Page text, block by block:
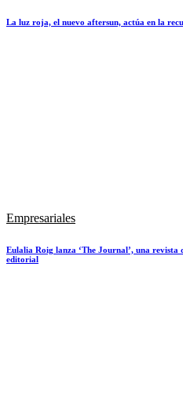
La luz roja, el nuevo aftersun, actúa en la
Empresariales
Eulalia Roig lanza ‘The Journal’, una
editorial